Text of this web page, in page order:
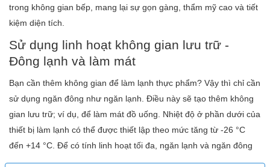
Số pha
1
Tần số
Chiều dài dây dẫn
2.2 m
trong không gian bếp, mang lại sự gọn gàng, thẩm mỹ cao và tiết
kiệm diện tích.
Sử dụng linh hoạt không gian lưu trữ -
Đông lạnh và làm mát
Bạn cần thêm không gian để làm lạnh thực phẩm? Vậy thì chỉ cần
sử dụng ngăn đông như ngăn lạnh. Điều này sẽ tạo thêm không
gian lưu trữ; ví dụ, để làm mát đồ uống. Nhiệt độ ở phần dưới của
thiết bị làm lạnh có thể được thiết lập theo mức tăng từ -26 °C
đến +14 °C. Để có tính linh hoạt tối đa, ngăn lạnh và ngăn đông
có thể được tắt riêng.